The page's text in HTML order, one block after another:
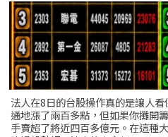
法人在8日的台股操作真的是讓人
通地漲了兩百多點，但如果你攤開
手賣超了將近四百多億元。在這種